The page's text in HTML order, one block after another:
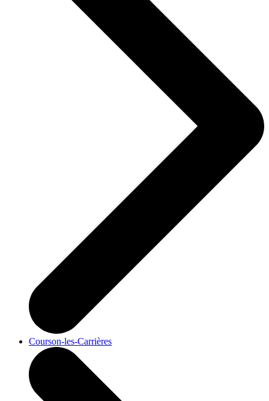
Courson-les-Carrières